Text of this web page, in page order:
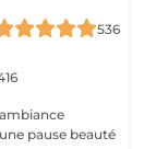
536
pause beauté